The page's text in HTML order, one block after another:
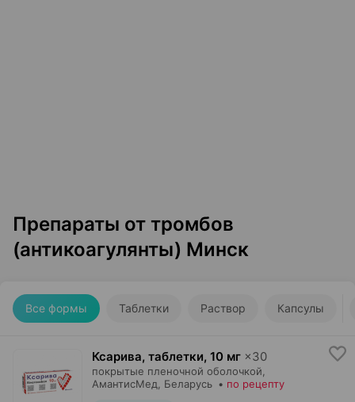
Препараты от тромбов
(антикоагулянты) Минск
Все формы Таблетки Раствор Капсулы
Ксарива, таблетки, 10 мг ×30
покрытые пленочной оболочкой,
АмантисМед , Беларусь • по рецепту